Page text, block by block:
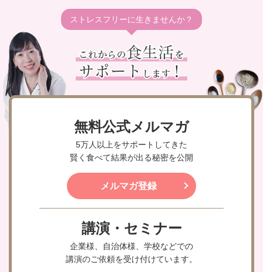
ストレスフリーに生きませんか？
無料公式メルマガ
5万人以上をサポートしてきた
賢く食べて結果が出る秘密を公開
メルマガ登録
講演・セミナー
企業様、自治体様、学校などでの
講演のご依頼を受け付けています。